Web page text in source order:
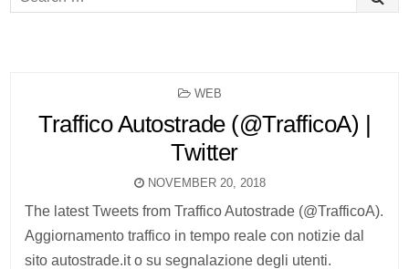
for:
POSTED
WEB
Traffico Autostrade (@TrafficoA) |
Twitter
NOVEMBER 20, 2018
The latest Tweets from Traffico Autostrade (@TrafficoA).
Aggiornamento traffico in tempo reale con notizie dal
sito autostrade.it o su segnalazione degli utenti.